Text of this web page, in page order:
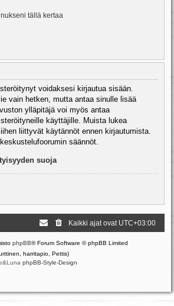
tällä kertaa
voidaksesi kirjautua sisään.
vain hetken, mutta antaa sinulle lisää
ylläpitäjä voi myös antaa
käyttäjille. Muista lukea
liittyvät käytännöt ennen kirjautumista.
säännöt.
suoja
Kaikki ajat ovat UTC+03:00
phpBB® Forum Software © phpBB Limited
harritapio, Pettis)
phpBB-Style-Design